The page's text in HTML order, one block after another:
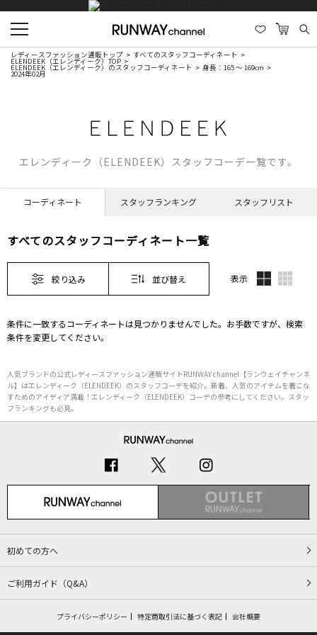
レディースファッション通販トップ すべてのスタッフコーディネート
ELENDEEK（エレンディーク）TOP
ELENDEEK（エレンディーク）のスタッフコーディネート 身長：165 ～ 169cm
2024年02月
エレンディーク（ELENDEEK）スタッフコーデ一覧です。
コーディネート スタッフランキング スタッフリスト
すべてのスタッフコーディネート一覧
絞り込み 並び替え 表示
条件に一致するコーディネートは見つかりませんでした。お手数ですが、検索
条件を変更してください。
人気ブランドの公式レディースファッション通販サイトRUNWAY channel【ランウェイチャンネ
ル】はエレンディーク（ELENDEEK）のスタッフコーデを紹介。新着、人気のアイテムを着こな
すためのアイディア満載！エレンディーク（ELENDEEK）コーデの参考にしてください。スタッ
フランキングも必見。
初めての方へ
ご利用ガイド（Q&A）
プライバシーポリシー 特定商取引法に基づく表記 会社概要